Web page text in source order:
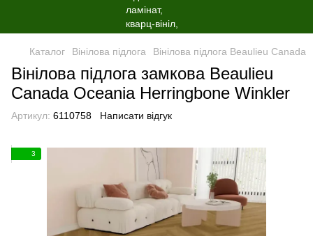
Каталог Вінілова пiдлога Вінілова пiдлога Beaulieu Canada
Вінілова пiдлога замкова Beaulieu
Canada Oceania Herringbone Winkler
Артикул: 6110758 Написати відгук
3